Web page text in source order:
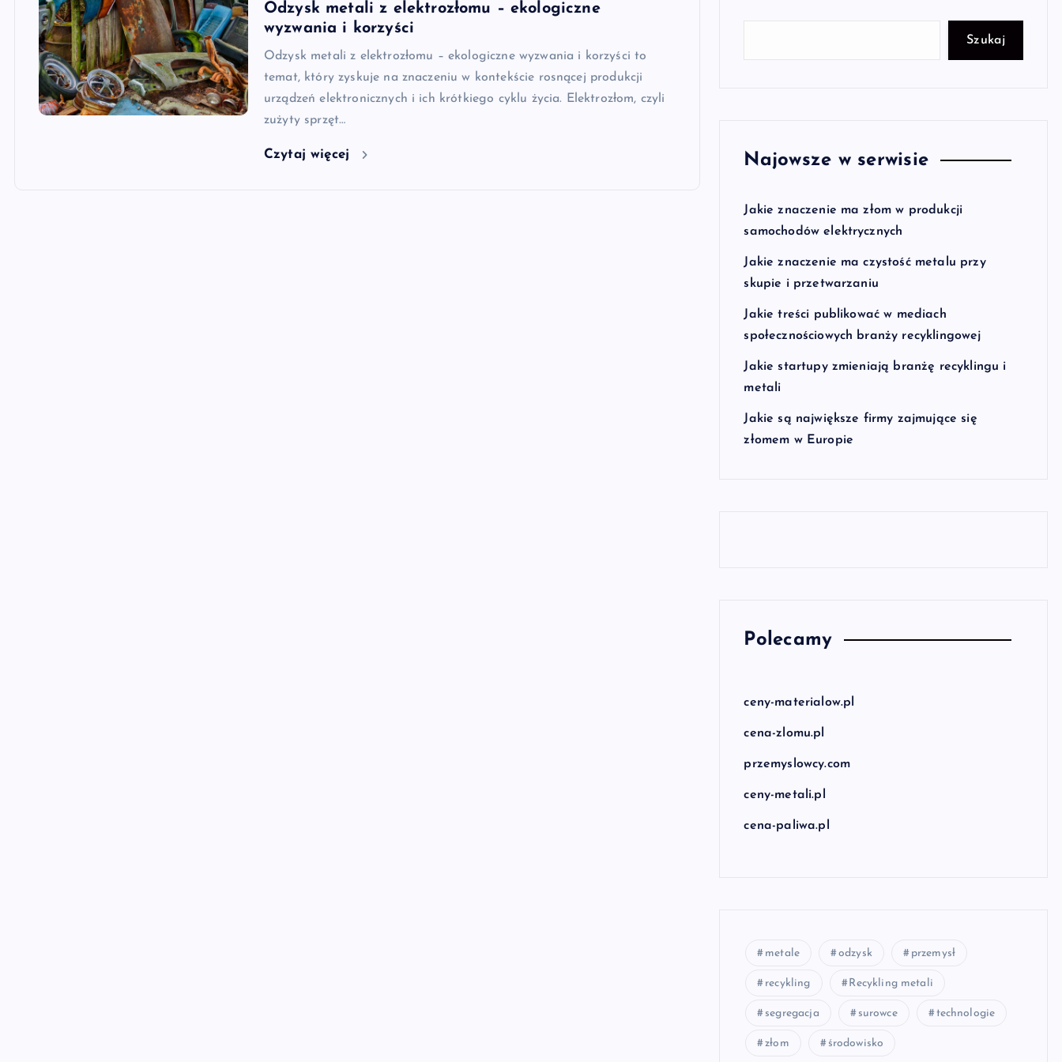
Odzysk metali z elektrozłomu – ekologiczne
wyzwania i korzyści
Odzysk metali z elektrozłomu – ekologiczne wyzwania i korzyści to
temat, który zyskuje na znaczeniu w kontekście rosnącej produkcji
urządzeń elektronicznych i ich krótkiego cyklu życia. Elektrozłom, czyli
zużyty sprzęt…
Czytaj więcej
Szukaj
Najowsze w serwisie
Jakie znaczenie ma złom w produkcji
samochodów elektrycznych
Jakie znaczenie ma czystość metalu przy
skupie i przetwarzaniu
Jakie treści publikować w mediach
społecznościowych branży recyklingowej
Jakie startupy zmieniają branżę recyklingu i
metali
Jakie są największe firmy zajmujące się
złomem w Europie
Polecamy
ceny-materialow.pl
cena-zlomu.pl
przemyslowcy.com
ceny-metali.pl
cena-paliwa.pl
metale odzysk przemysł
recykling Recykling metali
segregacja surowce technologie
złom środowisko